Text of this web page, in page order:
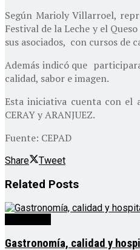
Según Marioly Villarroel,
Festival de la Leche y el
sus asociados, con cursos de
Además indicó que
calidad, sabor e imagen.
Esta iniciativa cuenta con el
CERAY y ARANJUEZ.
Fuente: CEPAD
Share Tweet
Related Posts
Gastronomía, calidad y